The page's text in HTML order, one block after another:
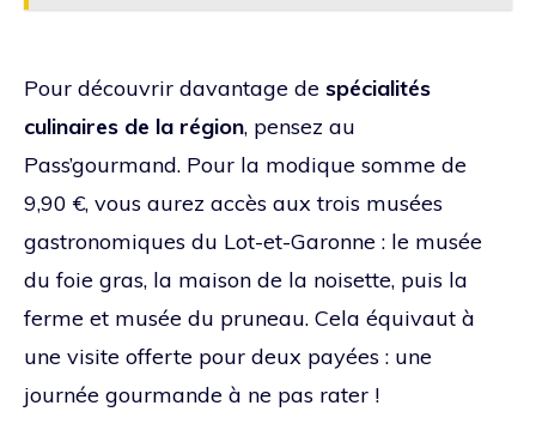
Pour découvrir davantage de spécialités
culinaires de la région, pensez au
Pass’gourmand. Pour la modique somme de
9,90 €, vous aurez accès aux trois musées
gastronomiques du Lot-et-Garonne : le musée
du foie gras, la maison de la noisette, puis la
ferme et musée du pruneau. Cela équivaut à
une visite offerte pour deux payées : une
journée gourmande à ne pas rater !